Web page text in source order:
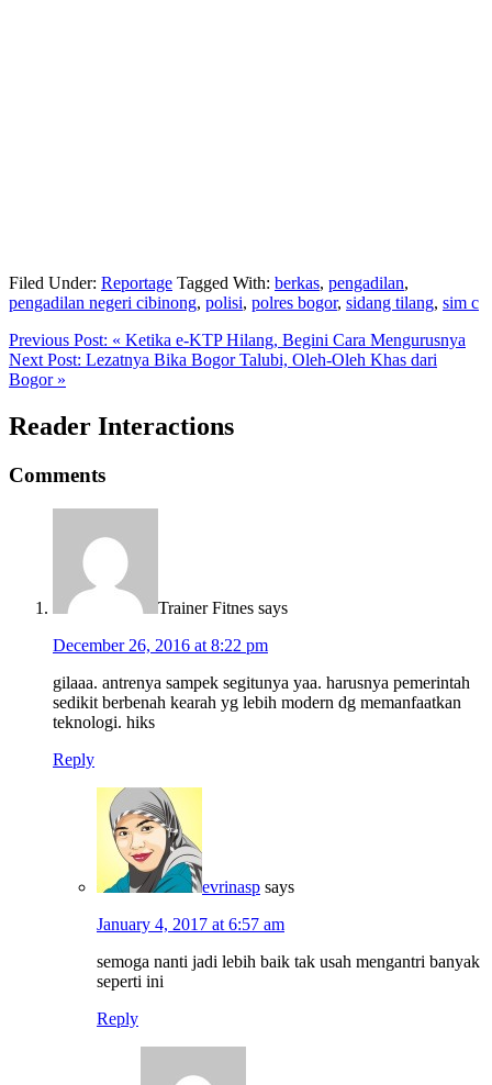
Filed Under: Reportage Tagged With: berkas, pengadilan,
pengadilan negeri cibinong, polisi, polres bogor, sidang tilang, sim c
Previous Post: « Ketika e-KTP Hilang, Begini Cara Mengurusnya
Next Post: Lezatnya Bika Bogor Talubi, Oleh-Oleh Khas dari
Bogor »
Reader Interactions
Comments
Trainer Fitnes says
December 26, 2016 at 8:22 pm
gilaaa. antrenya sampek segitunya yaa. harusnya pemerintah
sedikit berbenah kearah yg lebih modern dg memanfaatkan
teknologi. hiks
Reply
evrinasp says
January 4, 2017 at 6:57 am
semoga nanti jadi lebih baik tak usah mengantri banyak
seperti ini
Reply